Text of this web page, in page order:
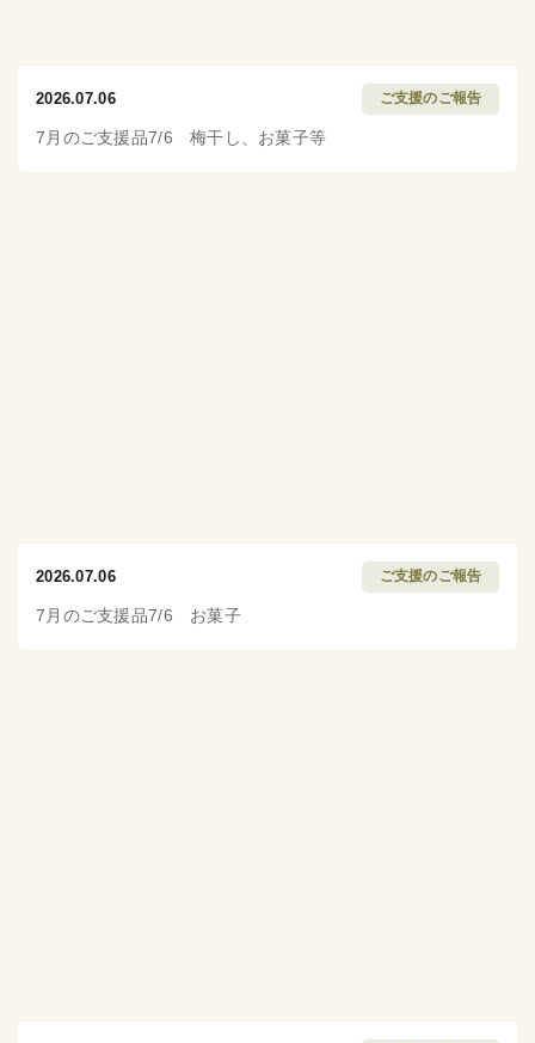
2026.07.06 ご支援のご報告
7月のご支援品7/6 梅干し、お菓子等
2026.07.06 ご支援のご報告
7月のご支援品7/6 お菓子